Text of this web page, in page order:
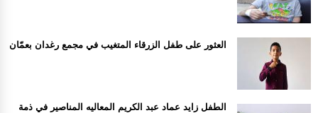
العثور على طفل الزرقاء المتغيب في مجمع رغدان بعمّان
الطفل زايد عماد عبد الكريم المعاليه المناصير في ذمة